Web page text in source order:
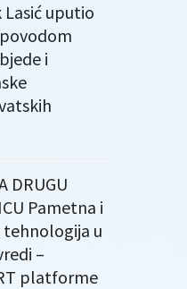
Lasić uputio
i
DRUGU
Pametna i
tehnologija u
–
platforme